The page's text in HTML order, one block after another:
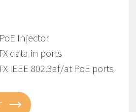
Injector
data in ports
IEEE 802.3af/at PoE ports